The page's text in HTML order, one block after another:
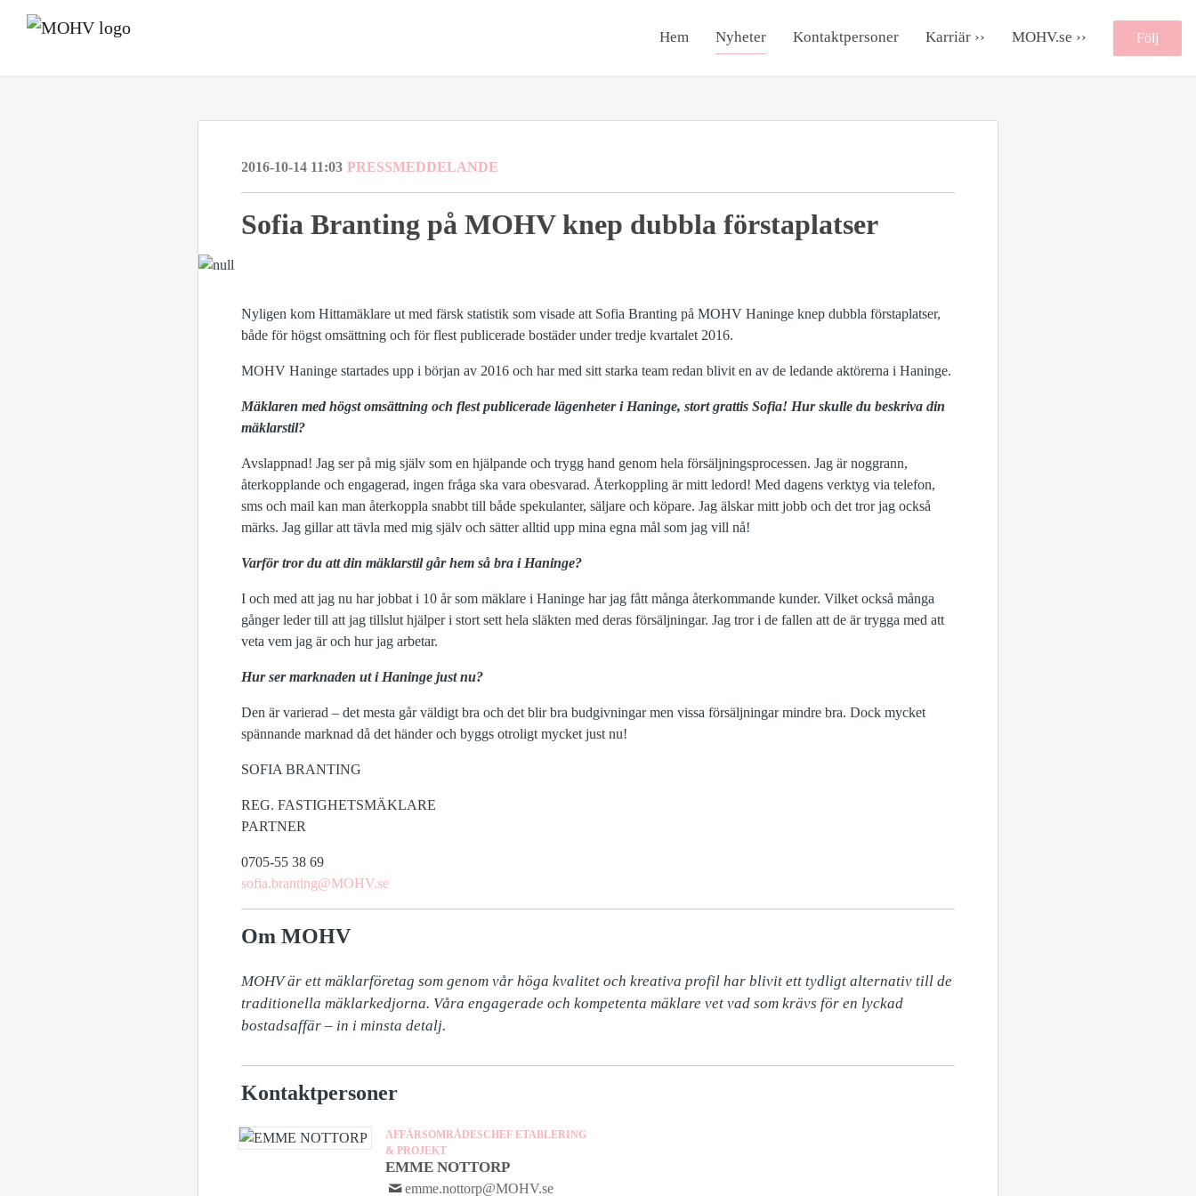
Hem Nyheter Kontaktpersoner Karriär ›› MOHV.se ›› Följ
2016-10-14 11:03 PRESSMEDDELANDE
Sofia Branting på MOHV knep dubbla förstaplatser
Nyligen kom Hittamäklare ut med färsk statistik som visade att Sofia Branting på MOHV Haninge knep dubbla förstaplatser,
både för högst omsättning och för flest publicerade bostäder under tredje kvartalet 2016.
MOHV Haninge startades upp i början av 2016 och har med sitt starka team redan blivit en av de ledande aktörerna i Haninge.
Mäklaren med högst omsättning och flest publicerade lägenheter i Haninge, stort grattis Sofia! Hur skulle du beskriva din
mäklarstil?
Avslappnad! Jag ser på mig själv som en hjälpande och trygg hand genom hela försäljningsprocessen. Jag är noggrann,
återkopplande och engagerad, ingen fråga ska vara obesvarad. Återkoppling är mitt ledord! Med dagens verktyg via telefon,
sms och mail kan man återkoppla snabbt till både spekulanter, säljare och köpare. Jag älskar mitt jobb och det tror jag också
märks. Jag gillar att tävla med mig själv och sätter alltid upp mina egna mål som jag vill nå!
Varför tror du att din mäklarstil går hem så bra i Haninge?
I och med att jag nu har jobbat i 10 år som mäklare i Haninge har jag fått många återkommande kunder. Vilket också många
gånger leder till att jag tillslut hjälper i stort sett hela släkten med deras försäljningar. Jag tror i de fallen att de är trygga med att
veta vem jag är och hur jag arbetar.
Hur ser marknaden ut i Haninge just nu?
Den är varierad – det mesta går väldigt bra och det blir bra budgivningar men vissa försäljningar mindre bra. Dock mycket
spännande marknad då det händer och byggs otroligt mycket just nu!
SOFIA BRANTING
REG. FASTIGHETSMÄKLARE
PARTNER
0705-55 38 69
sofia.branting@MOHV.se
Om MOHV
MOHV är ett mäklarföretag som genom vår höga kvalitet och kreativa profil har blivit ett tydligt alternativ till de
traditionella mäklarkedjorna. Våra engagerade och kompetenta mäklare vet vad som krävs för en lyckad
bostadsaffär – in i minsta detalj.
Kontaktpersoner
AFFÄRSOMRÅDESCHEF ETABLERING
& PROJEKT
EMME NOTTORP
emme.nottorp@MOHV.se